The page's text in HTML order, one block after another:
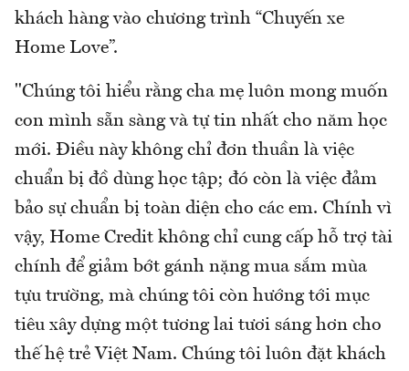
khách hàng vào chương trình “Chuyến xe
Home Love”.
"Chúng tôi hiểu rằng cha mẹ luôn mong muốn
con mình sẵn sàng và tự tin nhất cho năm học
mới. Điều này không chỉ đơn thuần là việc
chuẩn bị đồ dùng học tập; đó còn là việc đảm
bảo sự chuẩn bị toàn diện cho các em. Chính vì
vậy, Home Credit không chỉ cung cấp hỗ trợ tài
chính để giảm bớt gánh nặng mua sắm mùa
tựu trường, mà chúng tôi còn hướng tới mục
tiêu xây dựng một tương lai tươi sáng hơn cho
thế hệ trẻ Việt Nam. Chúng tôi luôn đặt khách